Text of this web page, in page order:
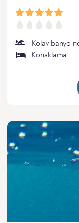
Kolay banyo
Konaklama